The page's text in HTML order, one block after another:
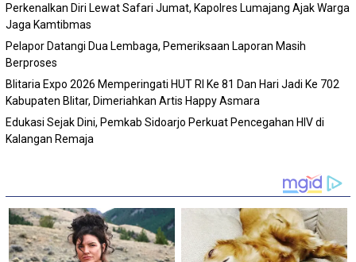
Perkenalkan Diri Lewat Safari Jumat, Kapolres Lumajang Ajak Warga
Jaga Kamtibmas
Pelapor Datangi Dua Lembaga, Pemeriksaan Laporan Masih
Berproses
Blitaria Expo 2026 Memperingati HUT RI Ke 81 Dan Hari Jadi Ke 702
Kabupaten Blitar, Dimeriahkan Artis Happy Asmara
Edukasi Sejak Dini, Pemkab Sidoarjo Perkuat Pencegahan HIV di
Kalangan Remaja